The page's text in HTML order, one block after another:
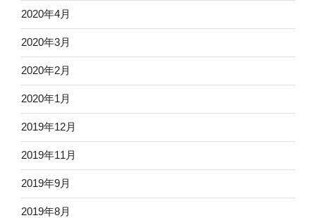
2020年4月
2020年3月
2020年2月
2020年1月
2019年12月
2019年11月
2019年9月
2019年8月